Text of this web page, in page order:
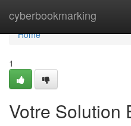
cyberbookmarking
Home
Home
1
Votre Solution